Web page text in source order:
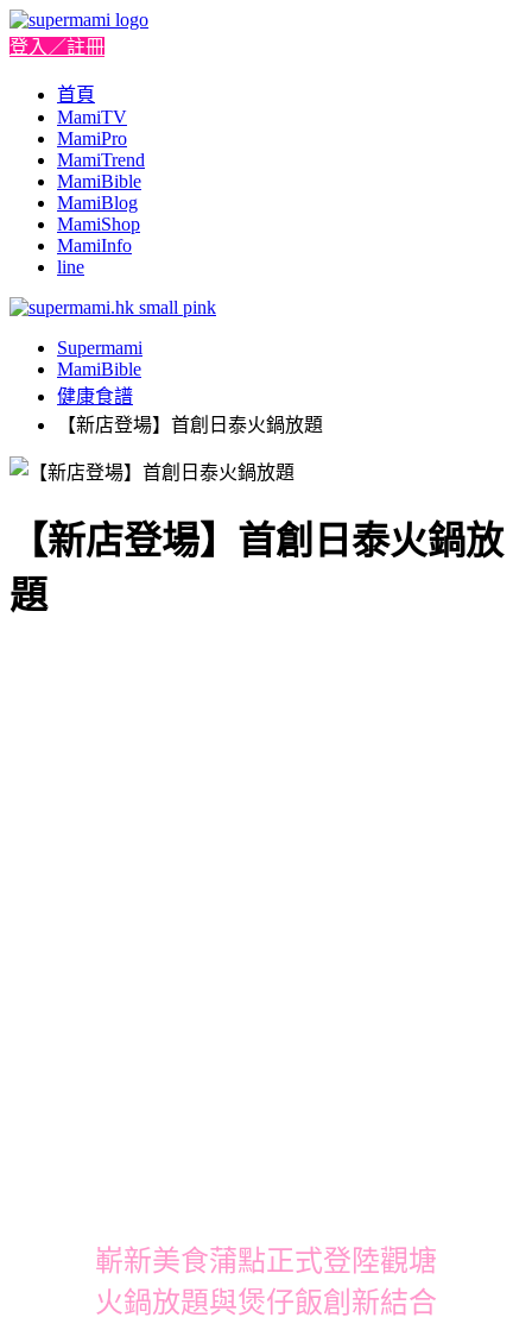
登入／註冊
首頁
MamiTV
MamiPro
MamiTrend
MamiBible
MamiBlog
MamiShop
MamiInfo
line
Supermami
MamiBible
健康食譜
【新店登場】首創日泰火鍋放題
【新店登場】首創日泰火鍋放
題
嶄新美食蒲點正式登陸觀塘
火鍋放題與煲仔飯創新結合